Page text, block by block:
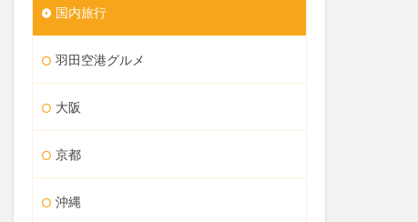
国内旅行
羽田空港グルメ
大阪
京都
沖縄